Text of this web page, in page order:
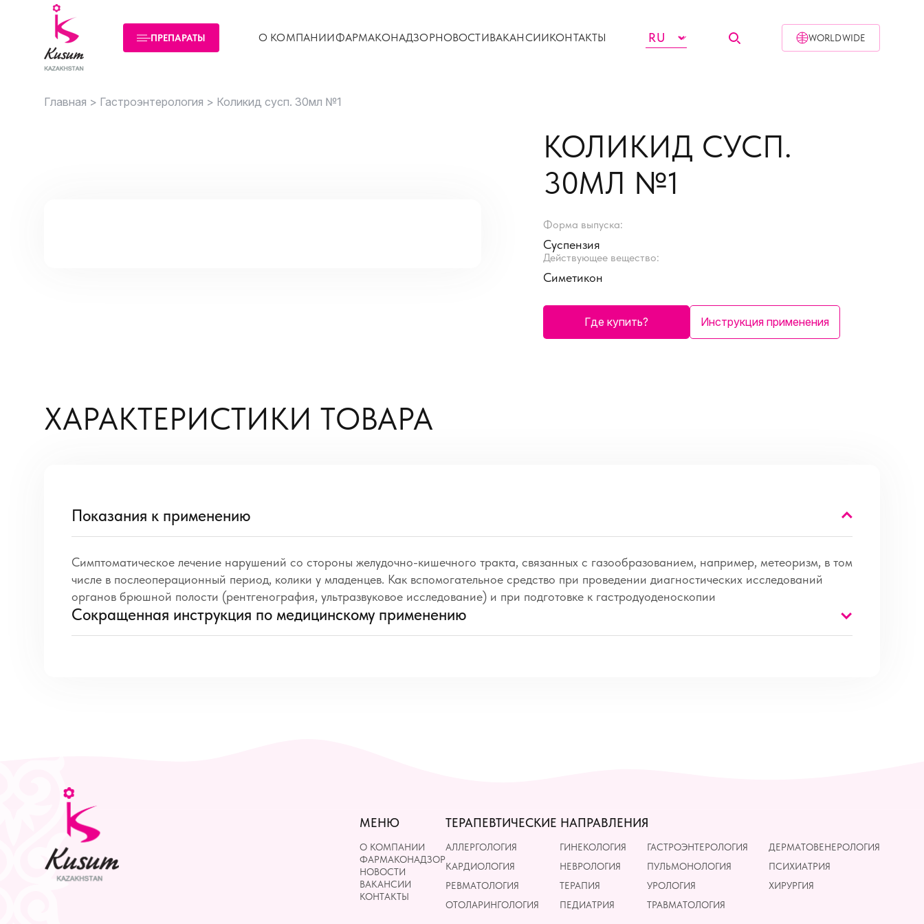
ПРЕПАРАТЫ О КОМПАНИИФАРМАКОНАДЗОРНОВОСТИВАКАНСИИКОНТАКТЫ WORLDWIDE
Главная > Гастроэнтерология > Коликид сусп. 30мл №1
КОЛИКИД СУСП.
30МЛ №1
Форма выпуска:
Суспензия
Действующее вещество:
Симетикон
Где купить? Инструкция применения
ХАРАКТЕРИСТИКИ ТОВАРА
Показания к применению
Симптоматическое лечение нарушений со стороны желудочно-кишечного тракта, связанных с газообразованием, например, метеоризм, в том
числе в послеоперационный период, колики у младенцев. Как вспомогательное средство при проведении диагностических исследований
органов брюшной полости (рентгенография, ультразвуковое исследование) и при подготовке к гастродуоденоскопии
Сокращенная инструкция по медицинскому применению
МЕНЮ
О КОМПАНИИ
ФАРМАКОНАДЗОР
НОВОСТИ
ВАКАНСИИ
КОНТАКТЫ
ТЕРАПЕВТИЧЕСКИЕ НАПРАВЛЕНИЯ
АЛЛЕРГОЛОГИЯ ГИНЕКОЛОГИЯ ГАСТРОЭНТЕРОЛОГИЯ
ДЕРМАТОВЕНЕРОЛОГИЯ
КАРДИОЛОГИЯ
НЕВРОЛОГИЯ ПУЛЬМОНОЛОГИЯ
ПСИХИАТРИЯ
РЕВМАТОЛОГИЯ
ТЕРАПИЯ УРОЛОГИЯ
ХИРУРГИЯ
ОТОЛАРИНГОЛОГИЯ
ПЕДИАТРИЯ ТРАВМАТОЛОГИЯ